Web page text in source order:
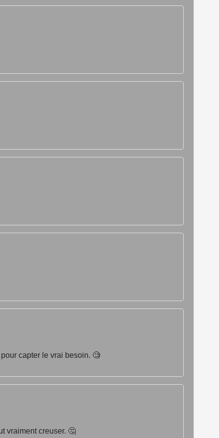
capter le vrai besoin. 🧐
vraiment creuser. 🤔